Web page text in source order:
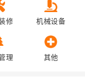
修 机械设备
理 其他